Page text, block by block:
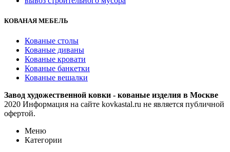
КОВАНАЯ МЕБЕЛЬ
Кованые столы
Кованые диваны
Кованые кровати
Кованые банкетки
Кованые вешалки
Завод художественной ковки - кованые изделия в Москве
2020 Информация на сайте kovkastal.ru не является публичной
офертой.
Меню
Категории